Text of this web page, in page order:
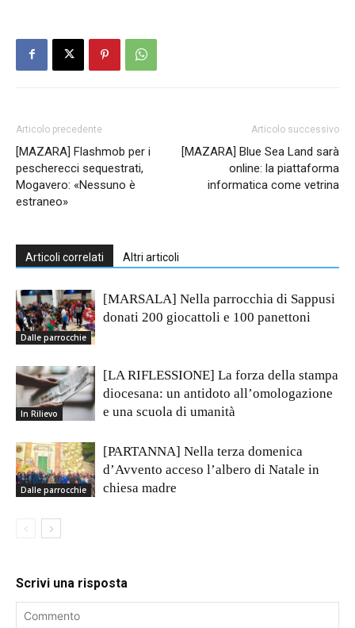
Articolo precedente
[MAZARA] Flashmob per i
pescherecci sequestrati,
Mogavero: «Nessuno è
estraneo»
Articolo successivo
[MAZARA] Blue Sea Land sarà
online: la piattaforma
informatica come vetrina
Articoli correlati Altri articoli
Dalle parrocchie
[MARSALA] Nella parrocchia di Sappusi
donati 200 giocattoli e 100 panettoni
In Rilievo
[LA RIFLESSIONE] La forza della stampa
diocesana: un antidoto all’omologazione
e una scuola di umanità
Dalle parrocchie
[PARTANNA] Nella terza domenica
d’Avvento acceso l’albero di Natale in
chiesa madre
Scrivi una risposta